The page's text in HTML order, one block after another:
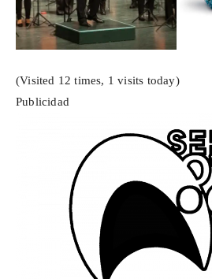
(Visited 12 times, 1 visits today)
Publicidad